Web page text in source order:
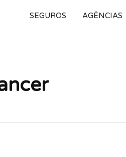
SEGUROS AGÊNCIAS